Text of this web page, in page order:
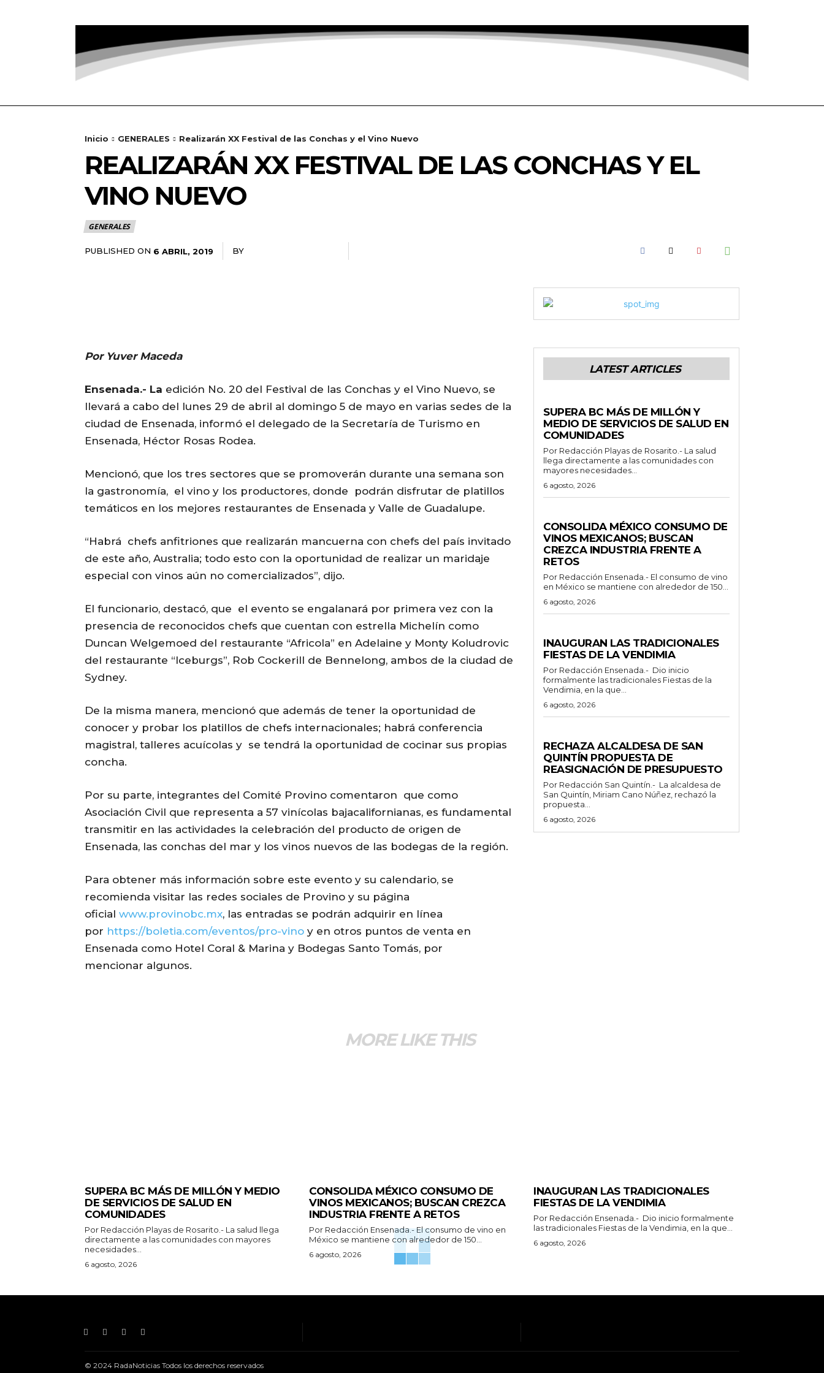
Inicio GENERALES Realizarán XX Festival de las Conchas y el Vino Nuevo
REALIZARÁN XX FESTIVAL DE LAS CONCHAS Y EL
VINO NUEVO
GENERALES
PUBLISHED ON 6 ABRIL, 2019 BY
Por Yuver Maceda
Ensenada.- La edición No. 20 del Festival de las Conchas y el Vino Nuevo, se
llevará a cabo del lunes 29 de abril al domingo 5 de mayo en varias sedes de la
ciudad de Ensenada, informó el delegado de la Secretaría de Turismo en
Ensenada, Héctor Rosas Rodea.
Mencionó, que los tres sectores que se promoverán durante una semana son
la gastronomía, el vino y los productores, donde podrán disfrutar de platillos
temáticos en los mejores restaurantes de Ensenada y Valle de Guadalupe.
“Habrá chefs anfitriones que realizarán mancuerna con chefs del país invitado
de este año, Australia; todo esto con la oportunidad de realizar un maridaje
especial con vinos aún no comercializados”, dijo.
El funcionario, destacó, que el evento se engalanará por primera vez con la
presencia de reconocidos chefs que cuentan con estrella Michelín como
Duncan Welgemoed del restaurante “Africola” en Adelaine y Monty Koludrovic
del restaurante “Iceburgs”, Rob Cockerill de Bennelong, ambos de la ciudad de
Sydney.
De la misma manera, mencionó que además de tener la oportunidad de
conocer y probar los platillos de chefs internacionales; habrá conferencia
magistral, talleres acuícolas y se tendrá la oportunidad de cocinar sus propias
concha.
Por su parte, integrantes del Comité Provino comentaron que como
Asociación Civil que representa a 57 vinícolas bajacalifornianas, es fundamental
transmitir en las actividades la celebración del producto de origen de
Ensenada, las conchas del mar y los vinos nuevos de las bodegas de la región.
Para obtener más información sobre este evento y su calendario, se
recomienda visitar las redes sociales de Provino y su página
oficial www.provinobc.mx, las entradas se podrán adquirir en línea
por https://boletia.com/eventos/pro-vino y en otros puntos de venta en
Ensenada como Hotel Coral & Marina y Bodegas Santo Tomás, por
mencionar algunos.
LATEST ARTICLES
SUPERA BC MÁS DE MILLÓN Y
MEDIO DE SERVICIOS DE SALUD EN
COMUNIDADES
Por Redacción Playas de Rosarito.- La salud
llega directamente a las comunidades con
mayores necesidades...
6 agosto, 2026
CONSOLIDA MÉXICO CONSUMO DE
VINOS MEXICANOS; BUSCAN
CREZCA INDUSTRIA FRENTE A
RETOS
Por Redacción Ensenada.- El consumo de vino
en México se mantiene con alrededor de 150...
6 agosto, 2026
INAUGURAN LAS TRADICIONALES
FIESTAS DE LA VENDIMIA
Por Redacción Ensenada.- Dio inicio
formalmente las tradicionales Fiestas de la
Vendimia, en la que...
6 agosto, 2026
RECHAZA ALCALDESA DE SAN
QUINTÍN PROPUESTA DE
REASIGNACIÓN DE PRESUPUESTO
Por Redacción San Quintín.- La alcaldesa de
San Quintín, Miriam Cano Núñez, rechazó la
propuesta...
6 agosto, 2026
MORE LIKE THIS
SUPERA BC MÁS DE MILLÓN Y MEDIO
DE SERVICIOS DE SALUD EN
COMUNIDADES
Por Redacción Playas de Rosarito.- La salud llega
directamente a las comunidades con mayores
necesidades...
6 agosto, 2026
CONSOLIDA MÉXICO CONSUMO DE
VINOS MEXICANOS; BUSCAN CREZCA
INDUSTRIA FRENTE A RETOS
Por Redacción Ensenada.- El consumo de vino en
México se mantiene con alrededor de 150...
6 agosto, 2026
INAUGURAN LAS TRADICIONALES
FIESTAS DE LA VENDIMIA
Por Redacción Ensenada.- Dio inicio formalmente
las tradicionales Fiestas de la Vendimia, en la que...
6 agosto, 2026
© 2024 RadaNoticias Todos los derechos reservados